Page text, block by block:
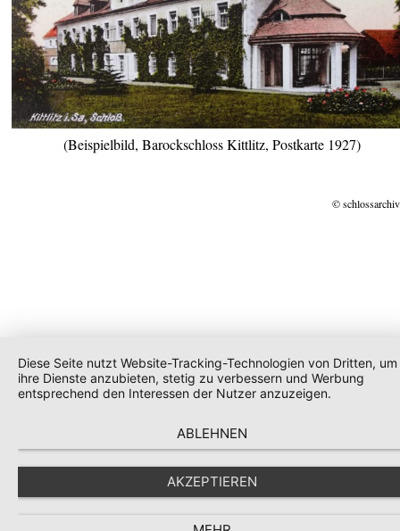
(Beispielbild, Barockschloss Kittlitz, Postkarte 1927)
©
Diese Seite nutzt Website-Tracking-Technologien von Dritten, um
ihre Dienste anzubieten, stetig zu verbessern und Werbung
entsprechend den Interessen der Nutzer anzuzeigen.
ABLEHNEN
AKZEPTIEREN